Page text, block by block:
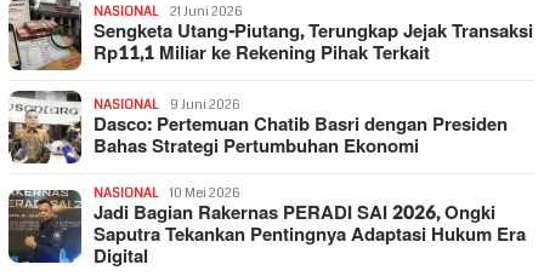
NASIONAL 21 Juni 2026
Sengketa Utang-Piutang, Terungkap Jejak Transaksi
Rp11,1 Miliar ke Rekening Pihak Terkait
NASIONAL 9 Juni 2026
Dasco: Pertemuan Chatib Basri dengan Presiden
Bahas Strategi Pertumbuhan Ekonomi
NASIONAL 10 Mei 2026
Jadi Bagian Rakernas PERADI SAI 2026, Ongki
Saputra Tekankan Pentingnya Adaptasi Hukum Era
Digital